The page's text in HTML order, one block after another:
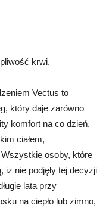
krwi.
Vectus to
który daje zarówno
komfort na co dzień,
ciałem,
osoby, które
iż nie podjęły tej decyzji
lata przy
na ciepło lub zimno,